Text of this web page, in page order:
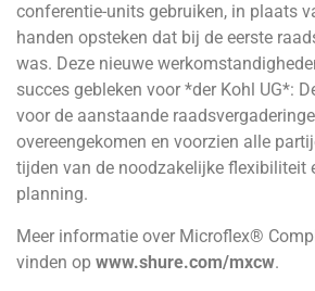
conferentie-units gebruiken, in plaats
handen opsteken dat bij de eerste
was. Deze nieuwe
succes gebleken voor *der Kohl UG*:
voor de aanstaande
overeengekomen en voorzien alle
tijden van de noodzakelijke flexibiliteit
planning.
Meer informatie over Microflex®
vinden op www.shure.com/mxcw.